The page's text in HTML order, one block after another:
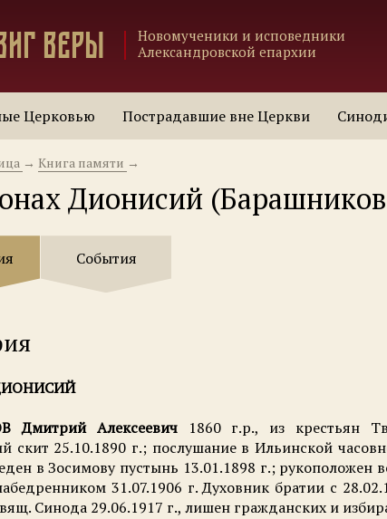
веры
Новомученики и исповедники
Александровской епархии
Церковью Пострадавшие вне Церкви
→ Книга памяти →
Дионисий
События
Дмитрий Алексеевич
1860 г.р., из крестьян
скит 25.10.1890 г.; послушание в Ильинской
в Зосимову пустынь 13.01.1898 г.; рукоположен
31.07.1906 г. Духовник братии с
Синода 29.06.1917 г., лишен гражданских и